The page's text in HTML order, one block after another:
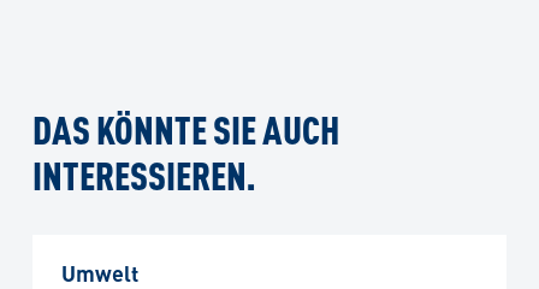
DAS KÖNNTE SIE AUCH
INTERESSIEREN.
Umwelt